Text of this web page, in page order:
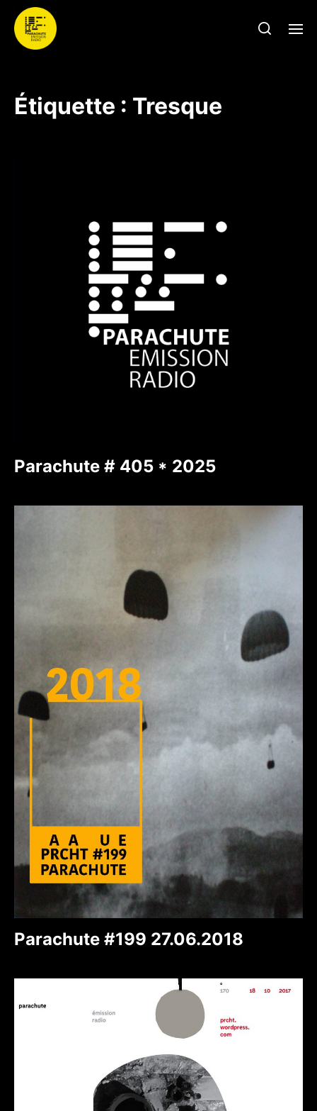
Étiquette : Tresque
Parachute # 405 * 2025
Parachute #199 27.06.2018